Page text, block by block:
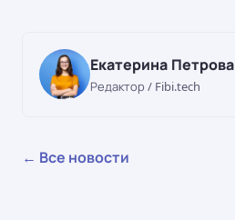
Екатерина Петрова
Редактор / Fibi.tech
← Все новости